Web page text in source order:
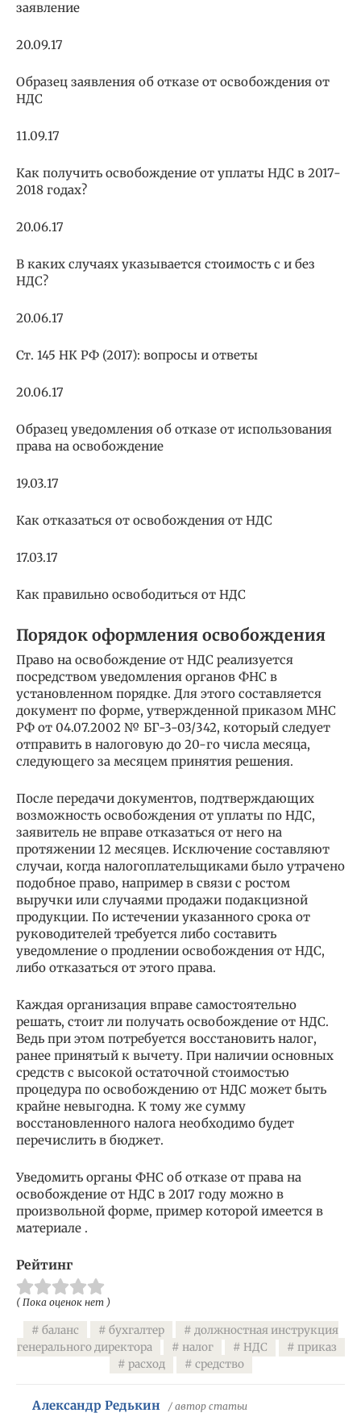
заявление
20.09.17
Образец заявления об отказе от освобождения от
НДС
11.09.17
Как получить освобождение от уплаты НДС в 2017-
2018 годах?
20.06.17
В каких случаях указывается стоимость с и без
НДС?
20.06.17
Ст. 145 НК РФ (2017): вопросы и ответы
20.06.17
Образец уведомления об отказе от использования
права на освобождение
19.03.17
Как отказаться от освобождения от НДС
17.03.17
Как правильно освободиться от НДС
Порядок оформления освобождения
Право на освобождение от НДС реализуется
посредством уведомления органов ФНС в
установленном порядке. Для этого составляется
документ по форме, утвержденной приказом МНС
РФ от 04.07.2002 № БГ-3-03/342, который следует
отправить в налоговую до 20-го числа месяца,
следующего за месяцем принятия решения.
После передачи документов, подтверждающих
возможность освобождения от уплаты по НДС,
заявитель не вправе отказаться от него на
протяжении 12 месяцев. Исключение составляют
случаи, когда налогоплательщиками было утрачено
подобное право, например в связи с ростом
выручки или случаями продажи подакцизной
продукции. По истечении указанного срока от
руководителей требуется либо составить
уведомление о продлении освобождения от НДС,
либо отказаться от этого права.
Каждая организация вправе самостоятельно
решать, стоит ли получать освобождение от НДС.
Ведь при этом потребуется восстановить налог,
ранее принятый к вычету. При наличии основных
средств с высокой остаточной стоимостью
процедура по освобождению от НДС может быть
крайне невыгодна. К тому же сумму
восстановленного налога необходимо будет
перечислить в бюджет.
Уведомить органы ФНС об отказе от права на
освобождение от НДС в 2017 году можно в
произвольной форме, пример которой имеется в
материале .
Рейтинг
( Пока оценок нет )
баланс бухгалтер
должностная инструкция
генерального директора
налог НДС
приказ
расход
средство
Александр Редькин / автор статьи